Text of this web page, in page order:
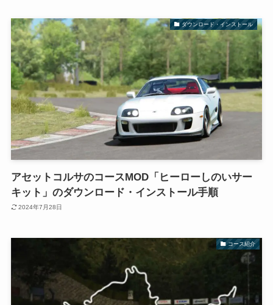
ダウンロード・インストール
アセットコルサのコースMOD「ヒーローしのいサー
キット」のダウンロード・インストール手順
2024年7月28日
コース紹介